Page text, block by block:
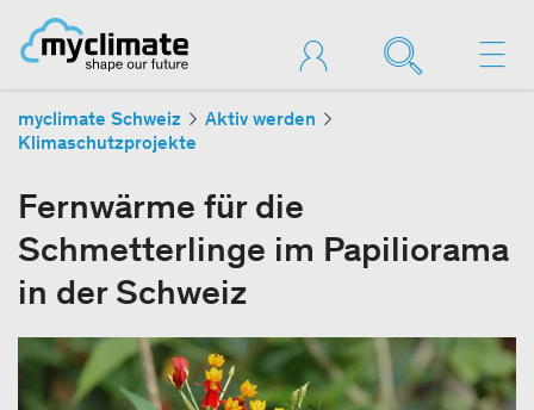
myclimate Schweiz
Aktiv werden
Klimaschutzprojekte
Fernwärme für die
Schmetterlinge im Papiliorama
in der Schweiz